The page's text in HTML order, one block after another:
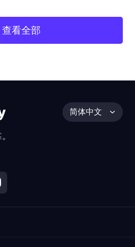
查看全部
简体中文